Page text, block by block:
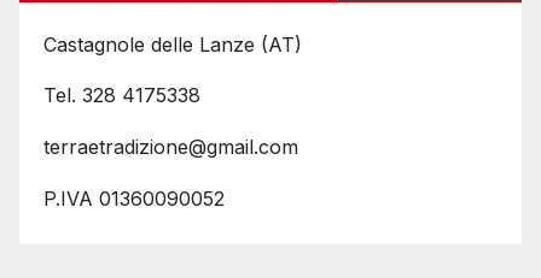
Castagnole delle Lanze (AT)
Tel. 328 4175338
terraetradizione@gmail.com
P.IVA 01360090052